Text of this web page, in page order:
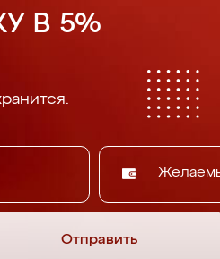
В 5%
Отправить